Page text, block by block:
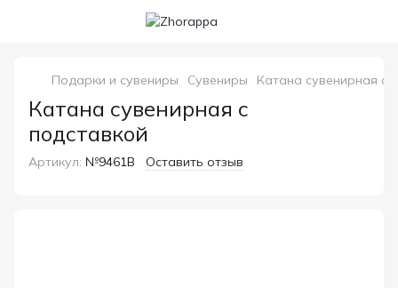
Подарки и сувениры Сувениры Катана сувенирная с
Катана сувенирная с
подставкой
Артикул: №9461B Оставить отзыв